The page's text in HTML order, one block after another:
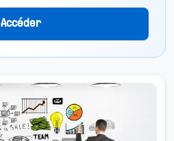
Accéder